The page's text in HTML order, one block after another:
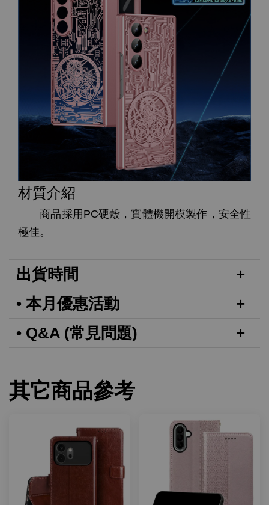
材質介紹
商品採用PC硬殼，實體機開模製作，安全性
極佳。
出貨時間
• 本月優惠活動
• Q&A (常見問題)
其它商品參考